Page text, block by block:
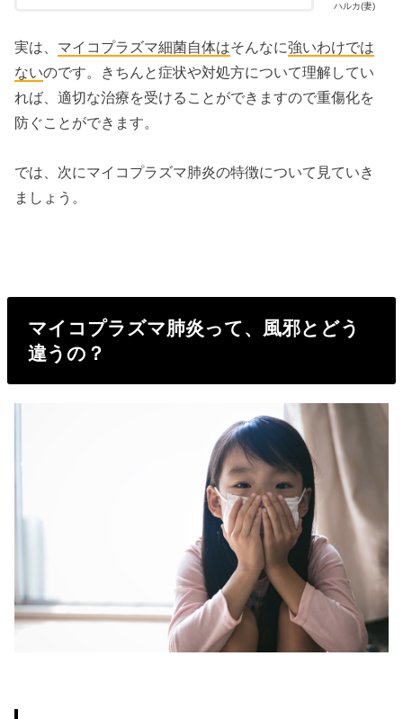
ハルカ(妻)
実は、 マイコプラズマ細菌自体はそんなに強いわけでは
ないのです。きちんと症状や対処方について理解してい
れば、適切な治療を受けることができますので重傷化を
防ぐことができます。
では、次にマイコプラズマ肺炎の特徴について見ていき
ましょう。
マイコプラズマ肺炎って、風邪とどう
違うの？